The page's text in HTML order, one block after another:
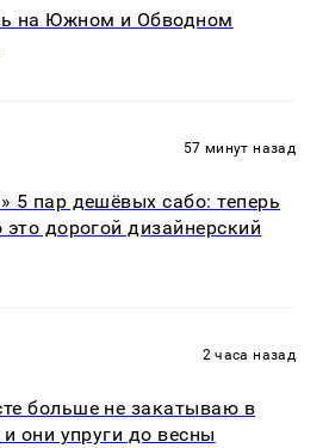
на Южном и Обводном
57 минут назад
5 пар дешёвых сабо: теперь
дорогой дизайнерский
2 часа назад
больше не закатываю в
они упруги до весны